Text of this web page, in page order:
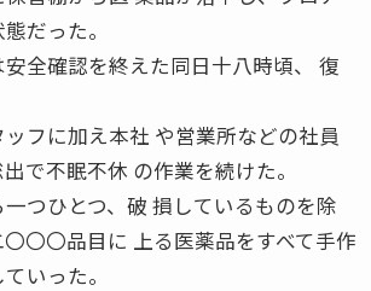
だった。
全確認を終えた同日十八時頃、 復
フに加え本社 や営業所などの社員
で不眠不休 の作業を続けた。
つひとつ、破 損しているものを除
〇〇品目に 上る医薬品をすべて手作
いった。